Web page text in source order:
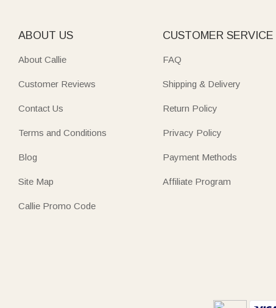
ABOUT US
About Callie
Customer Reviews
Contact Us
Terms and Conditions
Blog
Site Map
Callie Promo Code
CUSTOMER SERVICE
FAQ
Shipping & Delivery
Return Policy
Privacy Policy
Payment Methods
Affiliate Program